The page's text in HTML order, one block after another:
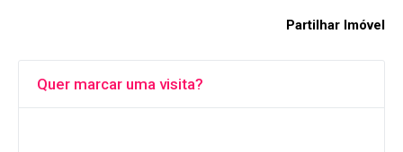
Partilhar Imóvel
Quer marcar uma visita?